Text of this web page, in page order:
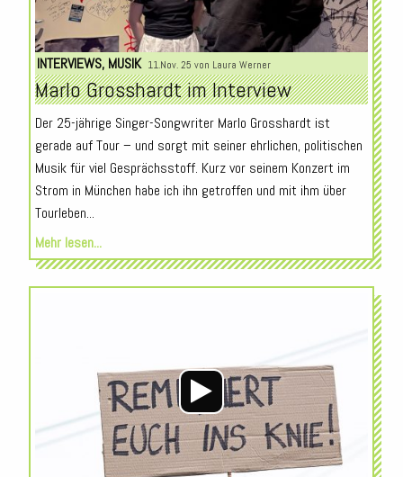
INTERVIEWS, MUSIK 11.Nov. 25 von Laura Werner
Marlo Grosshardt im Interview
Der 25-jährige Singer-Songwriter Marlo Grosshardt ist
gerade auf Tour – und sorgt mit seiner ehrlichen, politischen
Musik für viel Gesprächsstoff. Kurz vor seinem Konzert im
Strom in München habe ich ihn getroffen und mit ihm über
Tourleben...
Mehr lesen...
Audio-
Player